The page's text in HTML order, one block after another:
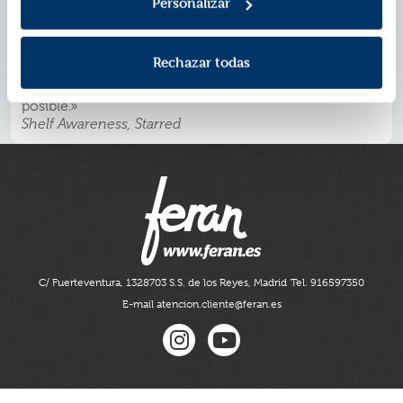
Rechazar todas
«La mezcla de romanticismo y magia es irresistible.»
«Alice Hoffman tiene el talento de fundir magia y
realismo de tal manera que casi cualquier cosa parece
posible.»
Shelf Awareness, Starred
C/ Fuerteventura, 1328703 S.S. de los Reyes, Madrid Tel. 916597350
E-mail atencion.cliente@feran.es